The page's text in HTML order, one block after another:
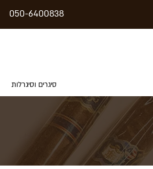
050-6400838
סיגרים וסיגרלות